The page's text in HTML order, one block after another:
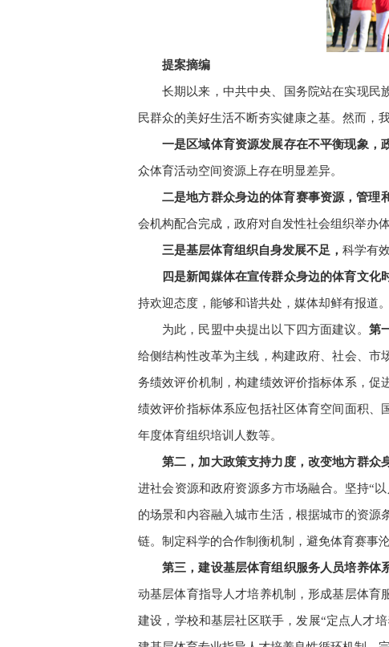
提案摘编
长期以来，中共中央、国务院站在实现民
民群众的美好生活不断夯实健康之基。然而，
一是区域体育资源发展存在不平衡现象，
众体育活动空间资源上存在明显差异。
二是地方群众身边的体育赛事资源，管理
会机构配合完成，政府对自发性社会组织举办
三是基层体育组织自身发展不足， 科学有
四是新闻媒体在宣传群众身边的体育文化
持欢迎态度，能够和谐共处，媒体却鲜有报道。
为此，民盟中央提出以下四方面建议。 第
给侧结构性改革为主线，构建政府、社会、市
务绩效评价机制，构建绩效评价指标体系，促
绩效评价指标体系应包括社区体育空间面积、
年度体育组织培训人数等。
第二，加大政策支持力度，改变地方群众
进社会资源和政府资源多方市场融合。坚持“
的场景和内容融入城市生活，根据城市的资
链。制定科学的合作制衡机制，避免体育赛事
第三，建设基层体育组织服务人员培养体
动基层体育指导人才培养机制，形成基层体育
建设，学校和基层社区联手，发展“定点人才